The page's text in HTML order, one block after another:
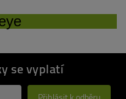
se vyplatí